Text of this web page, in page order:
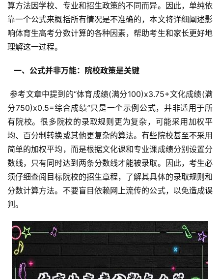
算方法因学校、专业和招生政策的不同而异。因此，单纯依
靠一个公式来概括所有情况是不准确的，本文将详细阐述影
响体育生高考分数计算的各种因素，帮助考生和家长更好地
理解这一过程。
  一、公式并非万能：院校政策是关键
参考文章中提到的“体育成绩(满分100)x3.75+文化成绩(满
分750)x0.5=综合成绩”只是一个示例公式，并非适用于所
有院校。很多院校的录取规则更为复杂，可能采用加权平
均、百分制转换或其他更复杂的算法。有些院校甚至不采用
简单的加权平均，而是根据文化课和专业课成绩分别设置分
数线，只有同时达到两条分数线才能被录取。因此，考生必
须仔细查阅目标院校的招生章程，了解其具体的录取规则和
分数计算方法。不要盲目依赖网上流传的公式，以免造成误
判。